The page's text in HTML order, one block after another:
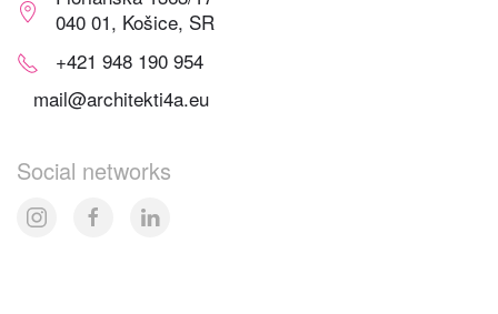
040 01, Košice, SR
+421 948 190 954
mail@architekti4a.eu
Social networks